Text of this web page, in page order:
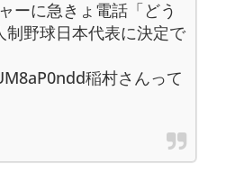
ーに急きょ電話「どう
野球日本代表に決定で
稲村さんって